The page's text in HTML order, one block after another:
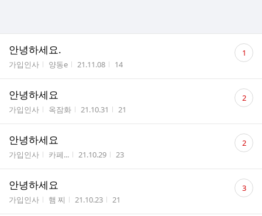
안녕하세요.
게시판명
가입인사 작성자
양동e 작성시간
21.11.08 조회수
14
댓
글 1
안녕하세요
게시판명
가입인사 작성자
옥잠화 작성시간
21.10.31 조회수
21
댓
글 2
안녕하세요
게시판명
가입인사 작성자
카페... 작성시간
21.10.29 조회수
23
댓
글 2
안녕하세요
게시판명
가입인사 작성자
햄 찌 작성시간
21.10.23 조회수
21
댓
글 3